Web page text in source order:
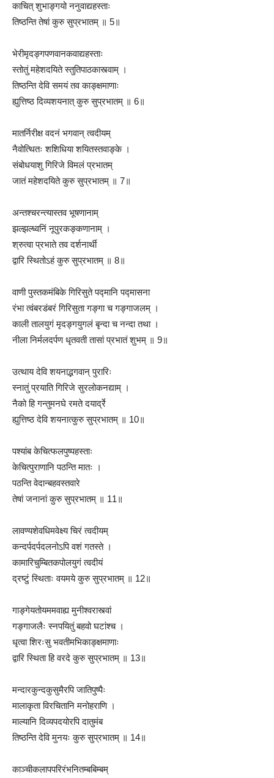
काचित् शुभाङ्गयो ननुवाद्यहस्ताः
तिष्ठन्ति तेषां कुरु सुप्रभातम् ॥ 5॥
भेरीमृदङ्गपणवानकवाद्यहस्ताः
स्तोतुं महेशदयिते स्तुतिपाठकास्त्वाम् ।
तिष्ठन्ति देवि समयं तव काङ्क्षमाणाः
ह्युत्तिष्ठ दिव्यशयनात् कुरु सुप्रभातम् ॥ 6॥
मातर्निरीक्ष वदनं भगवान् त्वदीयम्
नैवोत्थितः शशिधिया शयितस्तवाङ्के ।
संबोधयाशु गिरिजे विमलं प्रभातम्
जातं महेशदयिते कुरु सुप्रभातम् ॥ 7॥
अन्तश्चरन्त्यास्तव भूषणानाम्
झल्झल्ध्वनिं नूपुरकङ्कणानाम् ।
श्रुत्वा प्रभाते तव दर्शनार्थी
द्वारि स्थितोऽहं कुरु सुप्रभातम् ॥ 8॥
वाणी पुस्तकमंबिके गिरिसुते पद्मानि पद्मासना
रंभा त्वंबरडंबरं गिरिसुता गङ्गा च गङ्गाजलम् ।
काली तालयुगं मृदङ्गयुगलं बृन्दा च नन्दा तथा ।
नीला निर्मलदर्पण धृतवती तासां प्रभातं शुभम् ॥ 9॥
उत्थाय देवि शयनाद्भगवान् पुरारिः
स्नातुं प्रयाति गिरिजे सुरलोकनद्याम् ।
नैको हि गन्तुमनघे रमते दयार्द्रे
ह्युत्तिष्ठ देवि शयनात्कुरु सुप्रभातम् ॥ 10॥
पश्यांब केचित्फलपुष्पहस्ताः
केचित्पुराणानि पठन्ति मातः ।
पठन्ति वेदान्बहवस्तवारे
तेषां जनानां कुरु सुप्रभातम् ॥ 11॥
लावण्यशेवधिमवेक्ष्य चिरं त्वदीयम्
कन्दर्पदर्पदलनोऽपि वशं गतस्ते ।
कामारिचुम्बितकपोलयुगं त्वदीयं
द्रष्टुं स्थिताः वयमये कुरु सुप्रभातम् ॥ 12॥
गाङ्गेयतोयममवाह्य मुनीश्वरास्त्वां
गङ्गाजलैः स्नपयितुं बहवो घटांश्च ।
धृत्वा शिरःसु भवतीमभिकाङ्क्षमाणाः
द्वारि स्थिता हि वरदे कुरु सुप्रभातम् ॥ 13॥
मन्दारकुन्दकुसुमैरपि जातिपुष्पैः
मालाकृता विरचितानि मनोहराणि ।
माल्यानि दिव्यपदयोरपि दातुमंब
तिष्ठन्ति देवि मुनयः कुरु सुप्रभातम् ॥ 14॥
काञ्चीकलापपरिरंभनितम्बबिम्बम्